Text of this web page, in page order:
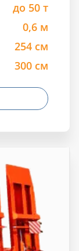
до 50 т
0,6 м
254 см
300 см